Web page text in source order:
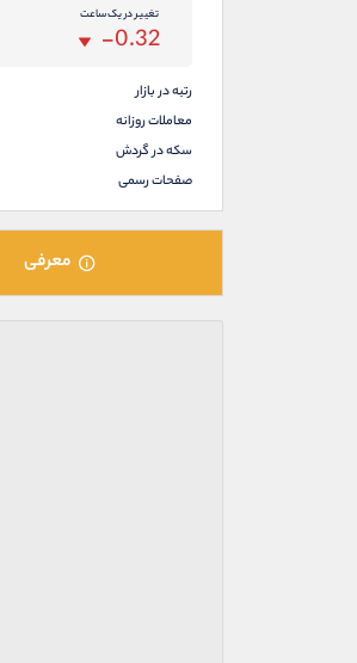
تغییر در یک ساعت
-0.32
رتبه در بازار
معاملات روزانه
سکه در گردش
صفحات رسمی
معرفی